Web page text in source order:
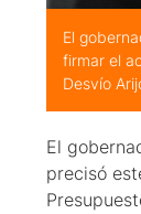
El
firmar el
Desvío
El
precisó